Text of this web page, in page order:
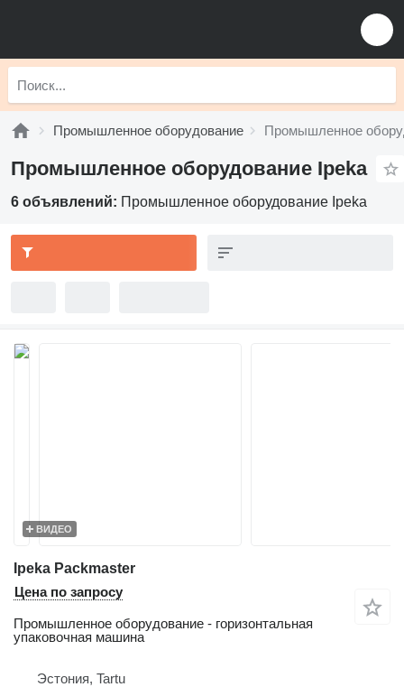
Промышленное оборудование Промышленное
Промышленное оборудование Ipeka
6 объявлений: Промышленное оборудование Ipeka
ВИДЕО
Ipeka Packmaster
Цена по запросу
Промышленное оборудование - горизонтальная
упаковочная машина
Эстония, Tartu